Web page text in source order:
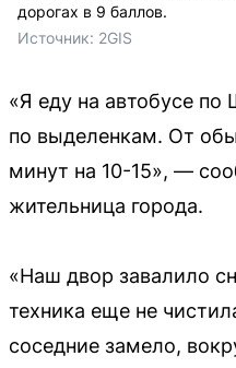
дорогах в 9 баллов.
Источник: 2GIS
«Я еду на автобусе
по выделенкам. От
минут на 10-15», —
жительница города.
«Наш двор завалило
техника еще не
соседние замело,